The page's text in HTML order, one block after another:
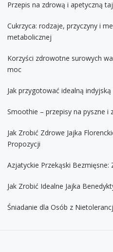
Przepis na zdrową i apetyczną
Cukrzyca: rodzaje, przyczyny i
metabolicznej
Korzyści zdrowotne surowych
moc
Jak przygotować idealną
Smoothie – przepisy na pyszne i
Jak Zrobić Zdrowe Jajka
Propozycji
Azjatyckie Przekąski Bezmięsne:
Jak Zrobić Idealne Jajka
Śniadanie dla Osób z